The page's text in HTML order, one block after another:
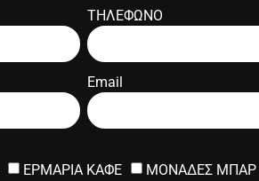
ΤΗΛΕΦΩΝΟ
Email
ΕΡΜΑΡΙΑ ΚΑΦΕ ΜΟΝΑΔΕΣ ΜΠΑΡ